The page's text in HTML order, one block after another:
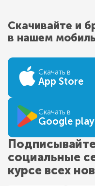
Скачивайте и
в нашем
Скачать в
App Store
Скачать в
Google
социальные
курсе всех